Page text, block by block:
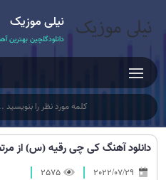
نیلی موزیک
دانلودگلچین بهترین
دانلود آهنگ کی چی رقیه (س) از
2575